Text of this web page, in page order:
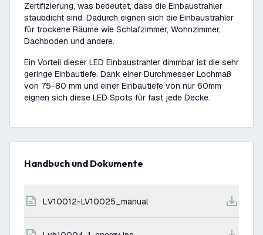
Zertifizierung, was bedeutet, dass die Einbaustrahler
staubdicht sind. Dadurch eignen sich die Einbaustrahler
für trockene Räume wie Schlafzimmer, Wohnzimmer,
Dachboden und andere.
Ein Vorteil dieser LED Einbaustrahler dimmbar ist die sehr
geringe Einbautiefe. Dank einer Durchmesser Lochmaß
von 75-80 mm und einer Einbautiefe von nur 60mm
eignen sich diese LED Spots für fast jede Decke.
Handbuch und Dokumente
LV10012-LV10025_manual